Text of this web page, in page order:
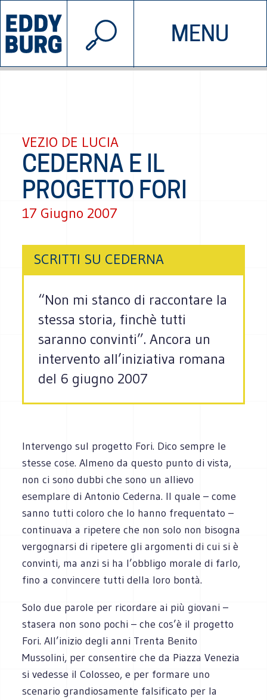
MENU
INIZIATIVE CHI SIAMO
© 2026 EDDYBURG
VEZIO DE LUCIA
CEDERNA E IL
PROGETTO FORI
17 Giugno 2007
SCRITTI SU CEDERNA
“Non mi stanco di raccontare la
stessa storia, finchè tutti
saranno convinti”. Ancora un
intervento all’iniziativa romana
del 6 giugno 2007
Intervengo sul progetto Fori. Dico sempre le
stesse cose. Almeno da questo punto di vista,
non ci sono dubbi che sono un allievo
esemplare di Antonio Cederna. Il quale – come
sanno tutti coloro che lo hanno frequentato –
continuava a ripetere che non solo non bisogna
vergognarsi di ripetere gli argomenti di cui si è
convinti, ma anzi si ha l’obbligo morale di farlo,
fino a convincere tutti della loro bontà.
Solo due parole per ricordare ai più giovani –
stasera non sono pochi – che cos’è il progetto
Fori. All’inizio degli anni Trenta Benito
Mussolini, per consentire che da Piazza Venezia
si vedesse il Colosseo, e per formare uno
scenario grandiosamente falsificato per la